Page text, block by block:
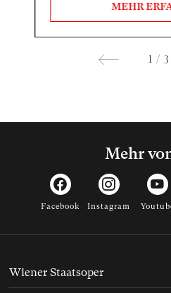
MEHR
1 / 3
Mehr
Facebook Instagram
Wiener Staatsoper